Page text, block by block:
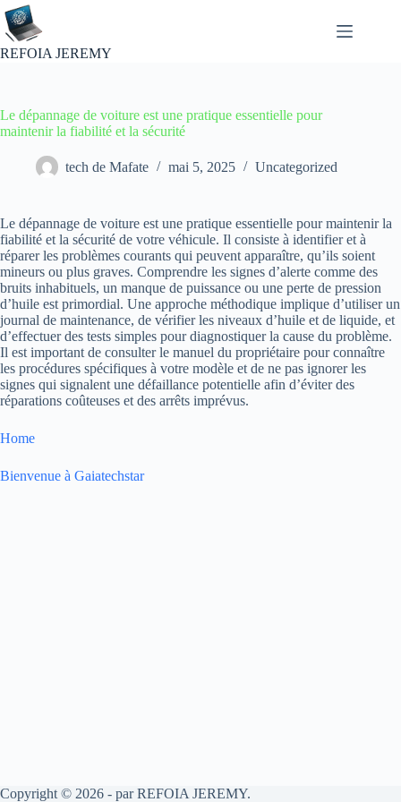
Passer
au
contenu
REFOIA JEREMY
Le dépannage de voiture est une pratique essentielle pour
maintenir la fiabilité et la sécurité
tech de Mafate mai 5, 2025 Uncategorized
Le dépannage de voiture est une pratique essentielle pour maintenir la
fiabilité et la sécurité de votre véhicule. Il consiste à identifier et à
réparer les problèmes courants qui peuvent apparaître, qu’ils soient
mineurs ou plus graves. Comprendre les signes d’alerte comme des
bruits inhabituels, un manque de puissance ou une perte de pression
d’huile est primordial. Une approche méthodique implique d’utiliser un
journal de maintenance, de vérifier les niveaux d’huile et de liquide, et
d’effectuer des tests simples pour diagnostiquer la cause du problème.
Il est important de consulter le manuel du propriétaire pour connaître
les procédures spécifiques à votre modèle et de ne pas ignorer les
signes qui signalent une défaillance potentielle afin d’éviter des
réparations coûteuses et des arrêts imprévus.
Home
Bienvenue à Gaiatechstar
Copyright © 2026 - par REFOIA JEREMY.